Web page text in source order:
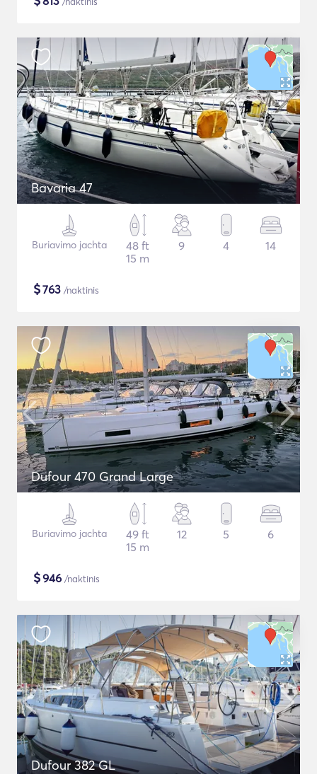
Bavaria 47
Buriavimo jachta
48 ft
15 m
9 4 14
$763 /naktinis
Dufour 470 Grand Large
Buriavimo jachta
49 ft
15 m
12 5 6
$946 /naktinis
Dufour 382 GL